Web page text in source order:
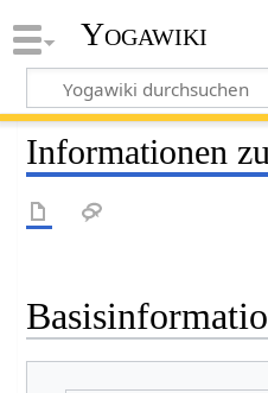
Yogawiki
Informationen